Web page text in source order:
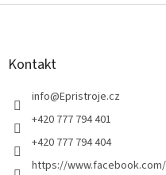
Z
Kontakt
info@Epristroje.cz
+420 777 794 401
+420 777 794 404
https://